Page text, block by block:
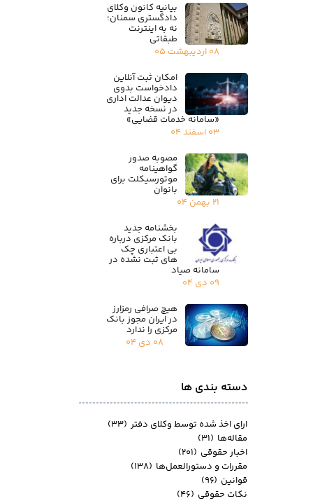
بیانیه کانون وکلای
دادگستری سمنان؛
نه به اینترنت
طبقاتی
۰۸ اردیبهشت ۰۵
امکان ثبت آنلاین
دادخواست بدوی
دیوان عدالت اداری
در نسخه جدید
«سامانه خدمات قضایی»
۰۳ اسفند ۰۴
مصوبه صدور
گواهینامه
موتورسیکلت برای
بانوان
۲۱ بهمن ۰۴
بخشنامه جدید
بانک مرکزی درباره
بی اعتباری چک
های ثبت نشده در
سامانه صیاد
۰۹ دی ۰۴
هیچ صرافی رمزارز
در ایران مجوز بانک
مرکزی را ندارد
۰۸ دی ۰۴
دسته بندی ها
ارای اخذ شده توسط وکلای دفتر (۳۳)
مقاله‌ها (۳۱)
اخبار حقوقی (۲۰۱)
مقررات و دستورالعمل‌ها (۱۳۸)
قوانین (۹۶)
نکات حقوقی (۴۶)